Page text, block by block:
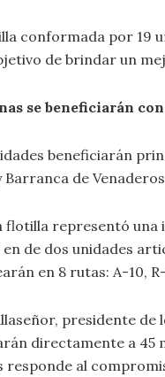
conformada por 19
de brindar un
se beneficiarán
beneficiarán
Barranca de
flotilla representó
de dos unidades
en 8 rutas: A-10,
presidente
directamente a 45
responde al